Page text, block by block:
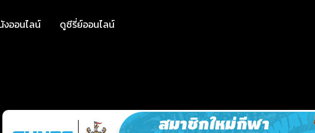
งออนไลน์ ดูซีรี่ย์ออนไลน์